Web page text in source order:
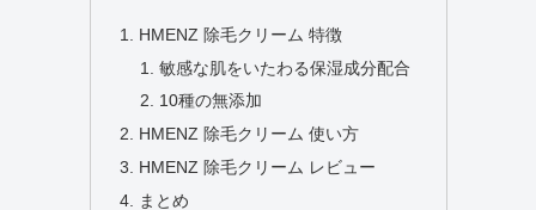
HMENZ 除毛クリーム 特徴
敏感な肌をいたわる保湿成分配合
10種の無添加
HMENZ 除毛クリーム 使い方
HMENZ 除毛クリーム レビュー
まとめ